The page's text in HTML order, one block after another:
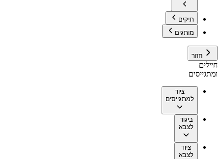
תיקים
מותגים
חזור
חיילים
ומתגייסים
ציוד
למתגייסים
ביגוד
לצבא
ציוד
לצבא